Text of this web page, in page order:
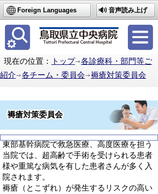
Foreign Languages 音声読み上げ
簡体中文
繁体中文
한국어
現在の位置：
トップ
各診療科・部門等ご
紹介
各チーム・委員会 褥瘡対策委員会
褥瘡対策委員会
東部基幹病院で救急医療、高度医療を担う
当院では、超高齢で手術を受けられる患者
様や重篤な病気を有した患者さんが多く入
院されます。
褥瘡（とこずれ）が発生するリスクの高い